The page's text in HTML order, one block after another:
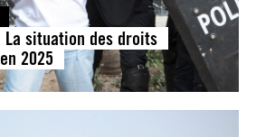
La situation des droits
2025